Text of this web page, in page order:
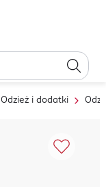
Odzież i dodatki